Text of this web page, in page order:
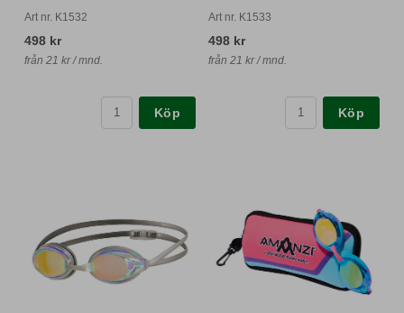
Art nr. K1532
498 kr
från 21 kr / mnd.
Köp
Art nr. K1533
498 kr
från 21 kr / mnd.
Köp